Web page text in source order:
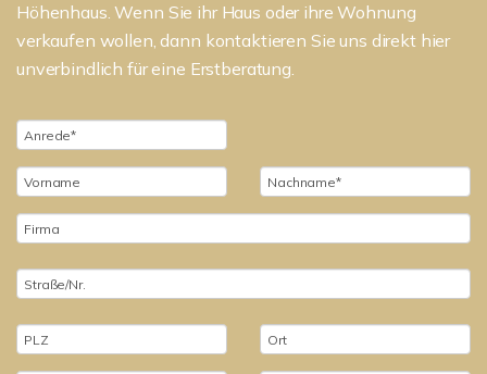
Höhenhaus. Wenn Sie ihr Haus oder ihre Wohnung
verkaufen wollen, dann kontaktieren Sie uns direkt hier
unverbindlich für eine Erstberatung.